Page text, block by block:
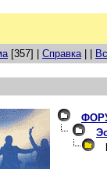
[357] | Справка| |